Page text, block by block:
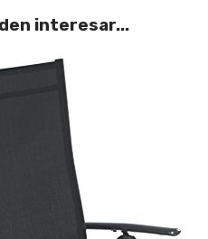
interesar...